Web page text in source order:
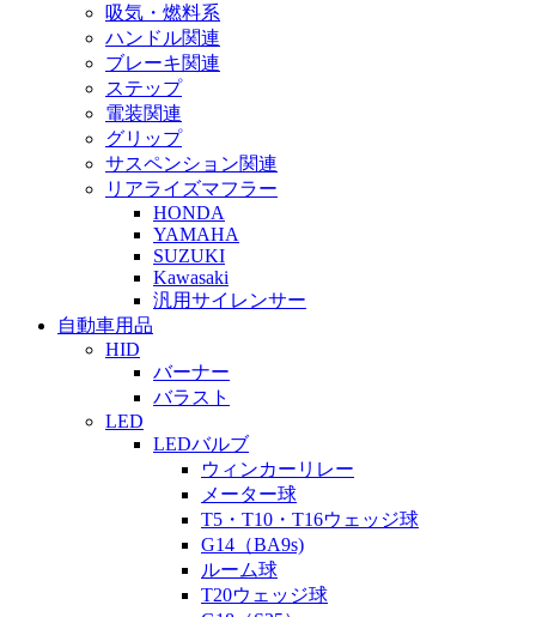
吸気・燃料系
ハンドル関連
ブレーキ関連
ステップ
電装関連
グリップ
サスペンション関連
リアライズマフラー
HONDA
YAMAHA
SUZUKI
Kawasaki
汎用サイレンサー
自動車用品
HID
バーナー
バラスト
LED
LEDバルブ
ウィンカーリレー
メーター球
T5・T10・T16ウェッジ球
G14（BA9s)
ルーム球
T20ウェッジ球